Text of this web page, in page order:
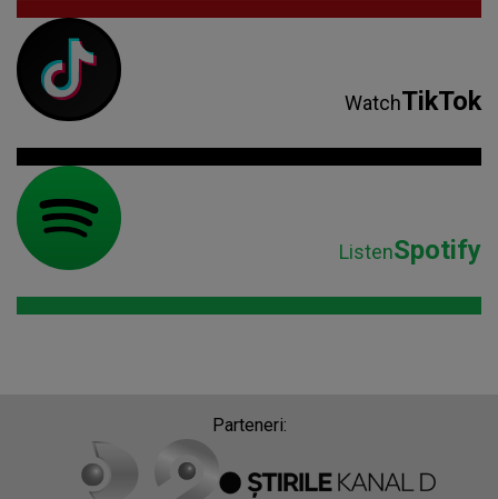
WatchTikTok
ListenSpotify
Parteneri: